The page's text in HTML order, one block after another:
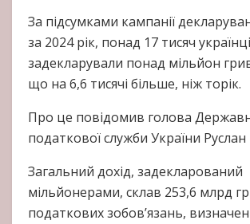
За підсумками кампанії
за 2024 рік, понад 17 тисяч
задекларували понад мільйон
що на 6,6 тисячі більше, ніж торік.
Про це повідомив голова
податкової служби України
Загальний дохід, задекларований
мільйонерами, склав 253,6 млрд
податкових зобов’язань,